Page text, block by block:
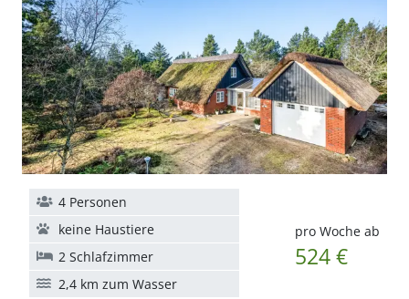
pro Woche ab
524 €
4 Personen
keine Haustiere
2 Schlafzimmer
2,4 km zum Wasser